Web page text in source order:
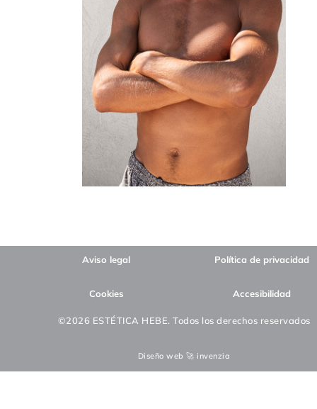
Aviso legal Política de privacidad
Cookies Accesibilidad
©2026 ESTÉTICA HEBE. Todos los derechos reservados
Diseño web 🚀 invenzia